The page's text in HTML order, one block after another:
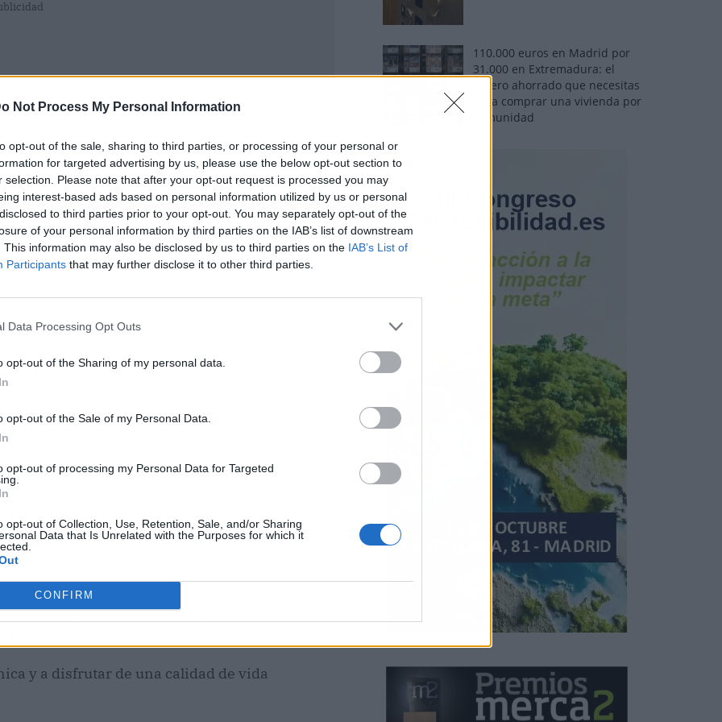
Not Process My Personal Information
opt-out of the sale, sharing to third parties, or processing of your personal or
for targeted advertising by us, please use the below opt-out section to
selection. Please note that after your opt-out request is processed you may
interest-based ads based on personal information utilized by us or personal
to third parties prior to your opt-out. You may separately opt-out of the
of your personal information by third parties on the IAB’s list of downstream
This information may also be disclosed by us to third parties on the IAB’s List of
Participants that may further disclose it to other third parties.
Data Processing Opt Outs
opt-out of the Sharing of my personal data.
opt-out of the Sale of my Personal Data.
opt-out of processing my Personal Data for Targeted
opt-out of Collection, Use, Retention, Sale, and/or Sharing
Data that Is Unrelated with the Purposes for which it
CONFIRM
| Distrito yNOOW | Classic Team, con más
de Madrid, sabe que el negocio
trata de las personas y sus necesidades.
en Madrid, ayuda a saber cuáles son
que este es un aspecto que puede
en ir a vivir a la capital.
vivir?
historia, gastronomía, oportunidades
una amplia oferta educativa y
vida cultural.
una experiencia de vida enriquecedora y
en Europa, una amplia oferta de actividades
y a disfrutar de una calidad de vida
110.000 euros en Madrid por
31.000 en Extremadura: el
dinero ahorrado que necesitas
para comprar una vivienda por
comunidad